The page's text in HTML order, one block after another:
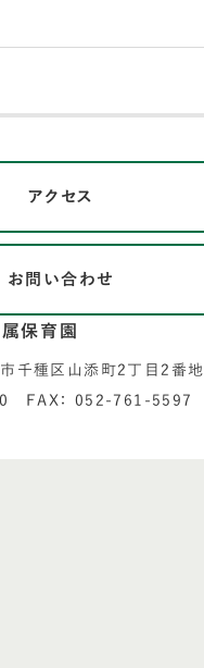
アクセス
お問い合わせ
保育園
千種区山添町2丁目2番地
FAX： 052-761-5597